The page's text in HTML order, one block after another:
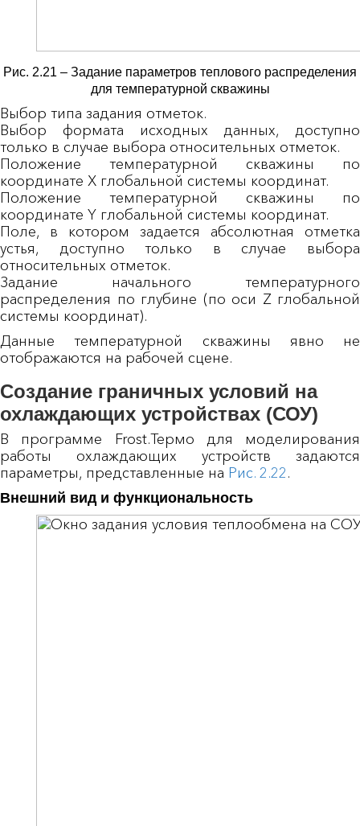
Рис. 2.21 – Задание параметров теплового распределения
для температурной скважины
Выбор типа задания отметок.
Выбор формата исходных данных, доступно
только в случае выбора относительных отметок.
Положение температурной скважины по
координате X глобальной системы координат.
Положение температурной скважины по
координате Y глобальной системы координат.
Поле, в котором задается абсолютная отметка
устья, доступно только в случае выбора
относительных отметок.
Задание начального температурного
распределения по глубине (по оси Z глобальной
системы координат).
Данные температурной скважины явно не
отображаются на рабочей сцене.
Создание граничных условий на
охлаждающих устройствах (СОУ)
В программе Frost.Термо для моделирования
работы охлаждающих устройств задаются
параметры, представленные на Рис. 2.22.
Внешний вид и функциональность